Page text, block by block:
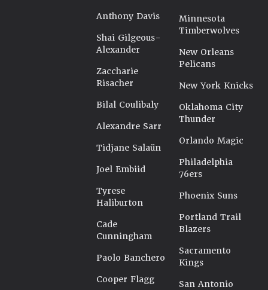
Anthony Davis
Shai Gilgeous-
Alexander
Zaccharie
Risacher
Bilal Coulibaly
Alexandre Sarr
Tidjane Salaün
Joel Embiid
Tyrese
Haliburton
Cade
Cunningham
Paolo Banchero
Cooper Flagg
Minnesota
Timberwolves
New Orleans
Pelicans
New York Knicks
Oklahoma City
Thunder
Orlando Magic
Philadelphia
76ers
Phoenix Suns
Portland Trail
Blazers
Sacramento
Kings
San Antonio